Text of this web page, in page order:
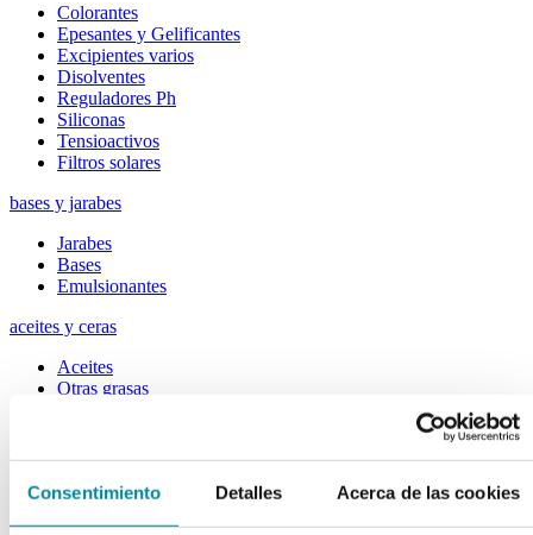
Consentimiento Detalles Acerca de las cookies
Colorantes
Epesantes y Gelificantes
Excipientes varios
Disolventes
Reguladores Ph
Siliconas
Tensioactivos
Filtros solares
bases y jarabes
Jarabes
Bases
Emulsionantes
aceites y ceras
Aceites
Otras grasas
Esencias naturales